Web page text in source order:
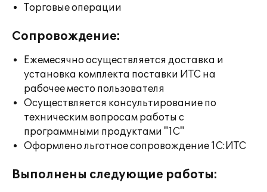
Торговые операции
Сопровождение:
Ежемесячно осуществляется доставка и
установка комплекта поставки ИТС на
рабочее место пользователя
Осуществляется консультирование по
техническим вопросам работы с
программными продуктами "1С"
Оформлено льготное сопровождение 1С:ИТС
Выполнены следующие работы: